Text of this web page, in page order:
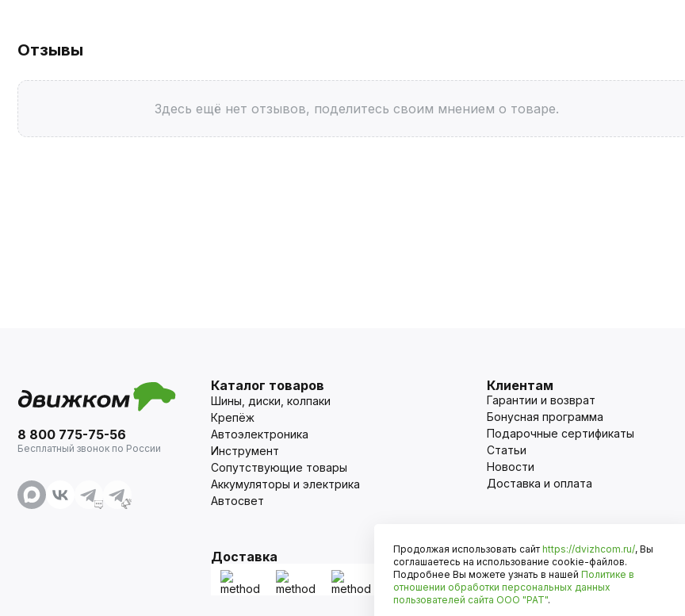
Отзывы
Здесь ещё нет отзывов, поделитесь своим мнением о товаре.
8 800 775-75-56
Бесплатный звонок по России
Каталог товаров
Шины, диски, колпаки
Крепёж
Автоэлектроника
Инструмент
Сопутствующие товары
Аккумуляторы и электрика
Автосвет
Клиентам
Гарантии и возврат
Бонусная программа
Подарочные сертификаты
Статьи
Новости
Доставка и оплата
Доставка Оплата
Продолжая использовать сайт https://dvizhcom.ru/, Вы
соглашаетесь на использование cookie-файлов.
Подробнее Вы можете узнать в нашей Политике в
отношении обработки персональных данных
пользователей сайта ООО "РАТ".